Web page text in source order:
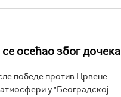
осећао због дочека
победе против Црвене
атмосфери у "Београдској